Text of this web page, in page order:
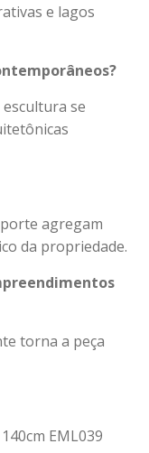
e lagos
escultura se
agregam
da propriedade.
torna a peça
EML039